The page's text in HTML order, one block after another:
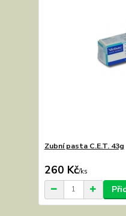
Zubní pasta C.E.T. 43g
260 Kč/ks